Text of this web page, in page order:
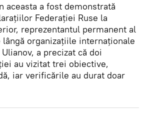
aceasta a fost demonstrată
Federației Ruse la
reprezentantul permanent al
lângă organizațiile internaționale
a precizat că doi
au vizitat trei obiective,
iar verificările au durat doar